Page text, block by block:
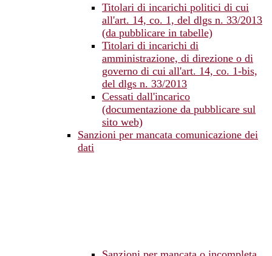
Titolari di incarichi politici di cui
all'art. 14, co. 1, del dlgs n. 33/2013
(da pubblicare in tabelle)
Titolari di incarichi di
amministrazione, di direzione o di
governo di cui all'art. 14, co. 1-bis,
del dlgs n. 33/2013
Cessati dall'incarico
(documentazione da pubblicare sul
sito web)
Sanzioni per mancata comunicazione dei
dati